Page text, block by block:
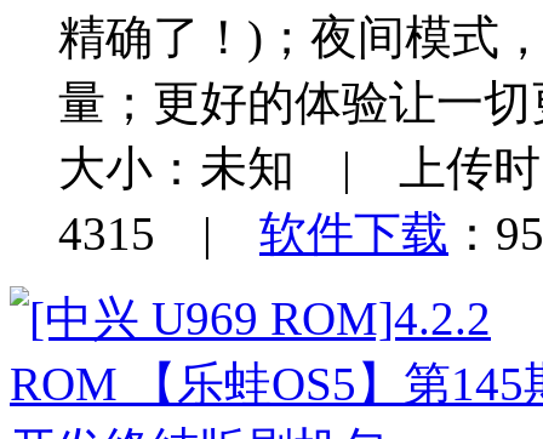
精确了！)；夜间模式
量；更好的体验让一
大小：未知 | 上传
4315 | 软件下载 ：